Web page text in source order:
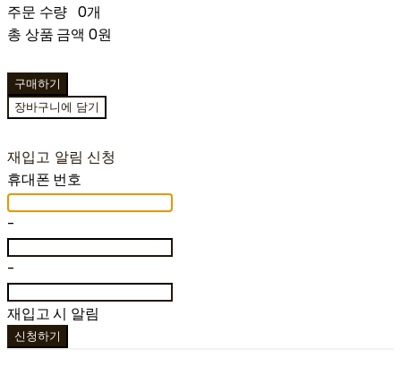
주문 수량 0개
총 상품 금액 0원
구매하기
장바구니에 담기
재입고 알림 신청
휴대폰 번호
-
-
재입고 시 알림
신청하기